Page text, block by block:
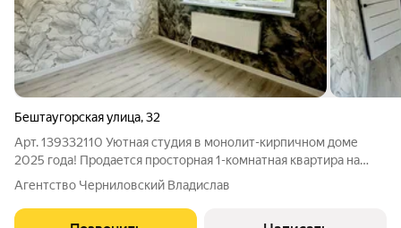
Бештаугорская улица,32
Арт. 139332110 Уютная студия в монолит-кирпичном доме
2025 года! Продается просторная 1-комнатная квартира на
тихом первом этаже в новом доме. Не пугайтесь этажа здесь
это преимущество: никакой зависимости от лифта, удобный
вынос крупногабаритных
Агентство Черниловский Владислав